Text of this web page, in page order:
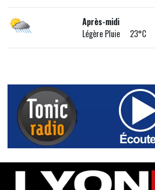
Après-midi
Légère Pluie 23°C